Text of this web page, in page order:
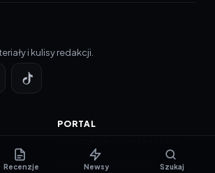
i kulisy redakcji.
PORTAL
Polityka prywatności
Recenzje Newsy Szukaj